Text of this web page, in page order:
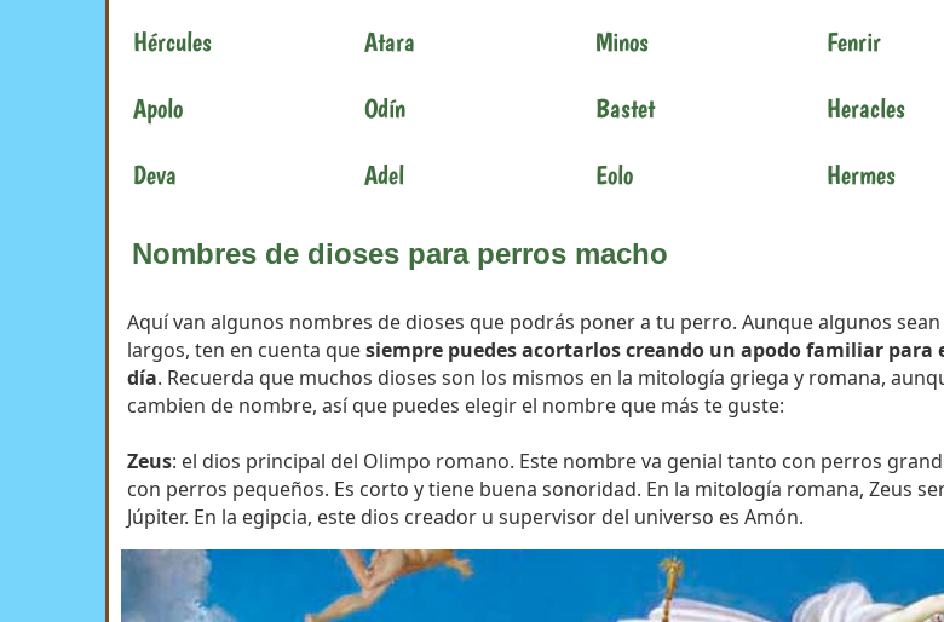
Hércules Atara Minos Fenrir
Apolo Odín Bastet Heracles
Deva Adel Eolo Hermes
Nombres de dioses para perros macho
Aquí van algunos nombres de dioses que podrás poner a tu perro. Aunque algunos
largos, ten en cuenta quesiempre puedes acortarlos creando un apodo familiar para
día. Recuerda que muchos dioses son los mismos en la mitología griega y romana,
cambien de nombre, así que puedes elegir el nombre que más te guste:
Zeus: el dios principal del Olimpo romano. Este nombre va genial tanto con perros
con perros pequeños. Es corto y tiene buena sonoridad. En la mitología romana, Zeus
Júpiter. En la egipcia, este dios creador u supervisor del universo es Amón.